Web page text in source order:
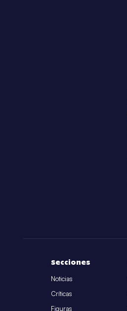
Secciones
Noticias
Críticas
Figuras